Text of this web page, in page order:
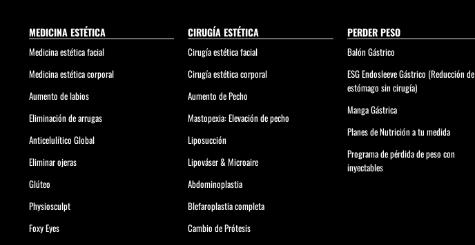
MEDICINA ESTÉTICA
Medicina estética facial
Medicina estética corporal
Aumento de labios
Eliminación de arrugas
Anticelulítico Global
Eliminar ojeras
Glúteo
Physiosculpt
Foxy Eyes
CIRUGÍA ESTÉTICA
Cirugía estética facial
Cirugía estética corporal
Aumento de Pecho
Mastopexia: Elevación de pecho
Liposucción
Lipováser & Microaire
Abdominoplastia
Blefaroplastia completa
Cambio de Prótesis
PERDER PESO
Balón Gástrico
ESG Endosleeve Gástrico (Reducción de
estómago sin cirugía)
Manga Gástrica
Planes de Nutrición a tu medida
Programa de pérdida de peso con
inyectables